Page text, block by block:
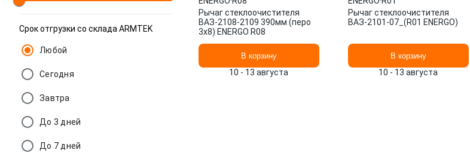
Срок отгрузки со склада ARMTEK
Любой
Сегодня
Завтра
До 3 дней
До 7 дней
Рычаг стеклоочистителя
ВАЗ-2108-2109 390мм (перо
3х8) ENERGO R08
В корзину
10 - 13 августа
Рычаг стеклоочистителя
ВАЗ-2101-07_(R01 ENERGO)
В корзину
10 - 13 августа